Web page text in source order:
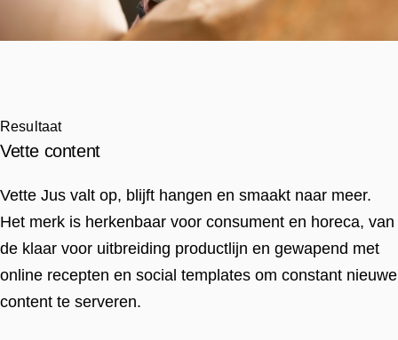
Resultaat
Vette content
Vette Jus valt op, blijft hangen en smaakt naar meer.
Het merk is herkenbaar voor consument en horeca, van
de klaar voor uitbreiding productlijn en gewapend met
online recepten en social templates om constant nieuwe
content te serveren.